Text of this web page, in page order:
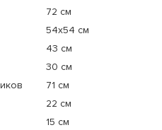
72 см
54x54 см
43 см
30 см
71 см
22 см
15 см